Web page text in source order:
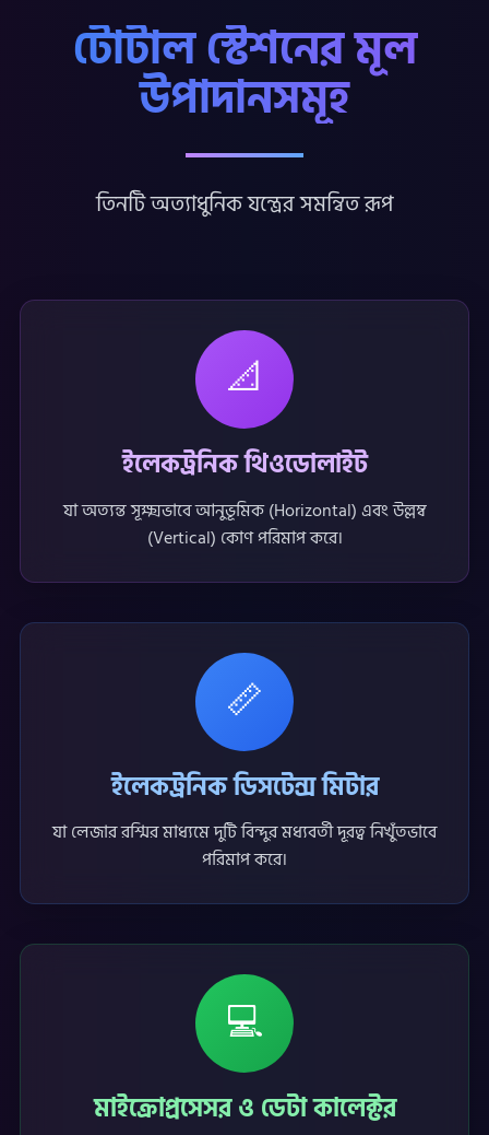
টোটাল স্টেশনের মূল
উপাদানসমূহ
তিনটি অত্যাধুনিক যন্ত্রের সমন্বিত রূপ
📐
ইলেকট্রনিক থিওডোলাইট
যা অত্যন্ত সূক্ষ্মভাবে আনুভূমিক (Horizontal) এবং উল্লম্ব
(Vertical) কোণ পরিমাপ করে।
📏
ইলেকট্রনিক ডিসটেন্স মিটার
যা লেজার রশ্মির মাধ্যমে দুটি বিন্দুর মধ্যবর্তী দূরত্ব নিখুঁতভাবে
পরিমাপ করে।
💻
মাইক্রোপ্রসেসর ও ডেটা কালেক্টর